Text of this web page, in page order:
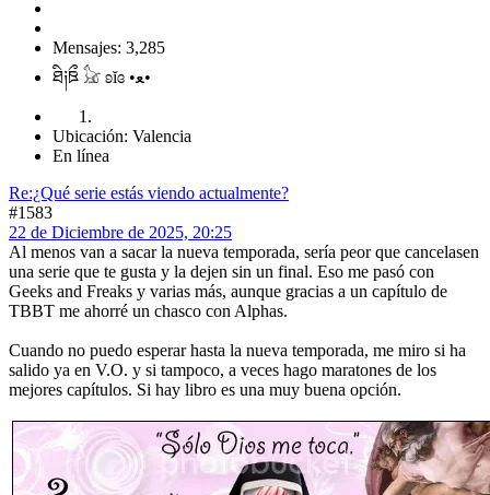
Mensajes: 3,285
ཐི༏ཋྀ 𓃠 ʚĭɞ •ﻌ•
Ubicación: Valencia
En línea
Re:¿Qué serie estás viendo actualmente?
#1583
22 de Diciembre de 2025, 20:25
Al menos van a sacar la nueva temporada, sería peor que cancelasen
una serie que te gusta y la dejen sin un final. Eso me pasó con
Geeks and Freaks y varias más, aunque gracias a un capítulo de
TBBT me ahorré un chasco con Alphas.
Cuando no puedo esperar hasta la nueva temporada, me miro si ha
salido ya en V.O. y si tampoco, a veces hago maratones de los
mejores capítulos. Si hay libro es una muy buena opción.